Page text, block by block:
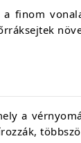
finom
a